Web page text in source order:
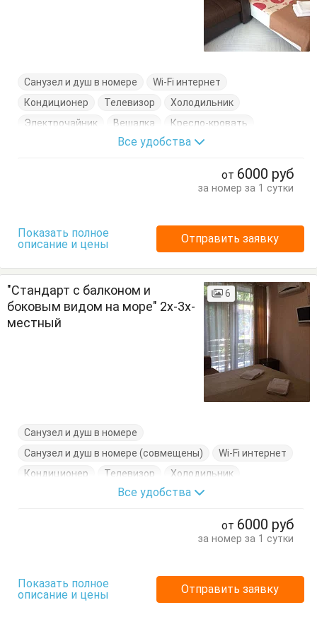
Санузел и душ в номере
Wi-Fi интернет
Кондиционер
Телевизор
Холодильник
Электрочайник
Вешалка
Кресло-кровать
Кровать двуспальная
Отдельный вход
Шкаф
Все удобства
от 6000 руб
за номер за 1 сутки
Показать полное
описание и цены
Отправить заявку
"Стандарт с балконом и
боковым видом на море" 2х-3х-
местный
6
Санузел и душ в номере
Санузел и душ в номере (совмещены)
Wi-Fi интернет
Кондиционер
Телевизор
Холодильник
Вешалка
Кресло-кровать
Сушилка для одежды
Все удобства
от 6000 руб
за номер за 1 сутки
Показать полное
описание и цены
Отправить заявку